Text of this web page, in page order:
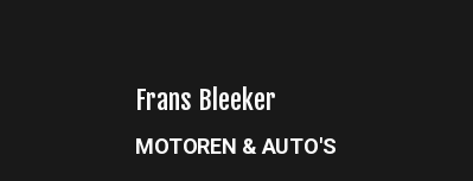
Frans Bleeker
MOTOREN & AUTO'S